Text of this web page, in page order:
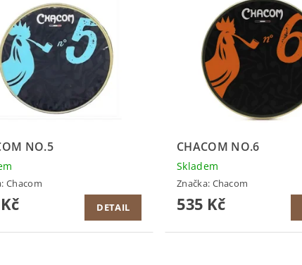
NO.5
Chacom
DETAIL
CHACOM NO.6
Skladem
Značka: Chacom
535 Kč